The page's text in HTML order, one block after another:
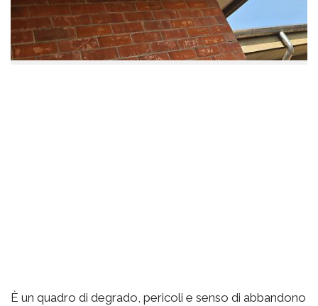
È un quadro di degrado, pericoli e senso di abbandono